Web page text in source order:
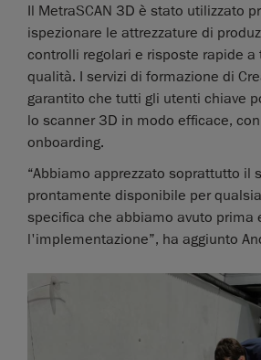
Il MetraSCAN 3D è stato utilizzato
ispezionare le attrezzature di
controlli regolari e risposte rapide
qualità. I servizi di formazione di
garantito che tutti gli utenti chiave
lo scanner 3D in modo efficace,
onboarding.
“Abbiamo apprezzato soprattutto il
prontamente disponibile per
specifica che abbiamo avuto prima
l'implementazione”, ha aggiunto